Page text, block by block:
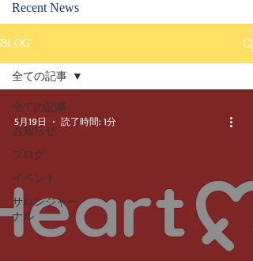
Recent News
BLOG
全ての記事
お知らせ
ブログ
イベント
サロンジャー
ナル
全ての記事
5月19日 読了時間: 1分